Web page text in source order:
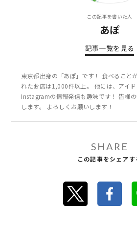
この記事を書いた人
あぽ
記事一覧を見る
東京都出身の「あぽ」です！ 食べること
れたお店は1,000件以上。 他には、アイ
Instagramの情報発信も趣味です！ 皆様
します。 よろしくお願いします！
SHARE
この記事をシェアす